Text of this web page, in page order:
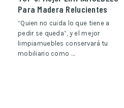
Para Madera Relucientes
“Quien no cuida lo que tiene a
pedir se queda”, y el mejor
limpiamuebles conservará tu
mobiliario como …